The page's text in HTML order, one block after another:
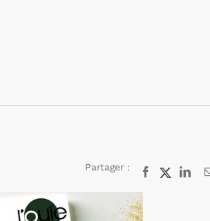
Partager : Facebook
X